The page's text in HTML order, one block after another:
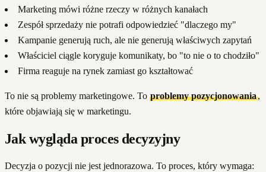
Marketing mówi różne rzeczy w różnych kanałach
Zespół sprzedaży nie potrafi odpowiedzieć "dlaczego my"
Kampanie generują ruch, ale nie generują właściwych zapytań
Właściciel ciągle koryguje komunikaty, bo "to nie o to chodziło"
Firma reaguje na rynek zamiast go kształtować
To nie są problemy marketingowe. To problemy pozycjonowania,
które objawiają się w marketingu.
Jak wygląda proces decyzyjny
Decyzja o pozycji nie jest jednorazowa. To proces, który wymaga: